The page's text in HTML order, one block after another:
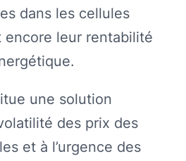
dans les cellules
encore leur rentabilité
une solution
des prix des
et à l’urgence des